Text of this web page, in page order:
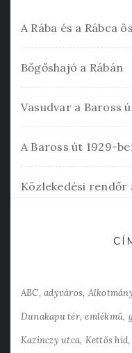
A Rába és a Rábca
Bőgőshajó a Rábán
Vasudvar a Baross
A Baross út 1929-
Közlekedési
ABC adyváros
Dunakapu tér emlékmű
Kazinczy utca Kettős híd